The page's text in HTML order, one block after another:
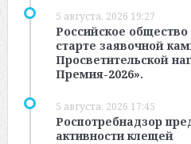
5 августа, 2026 19:27
Российское
старте заявочной
Просветительской
Премия-2026».
5 августа, 2026 17:45
Роспотребнадзор
активности клещей